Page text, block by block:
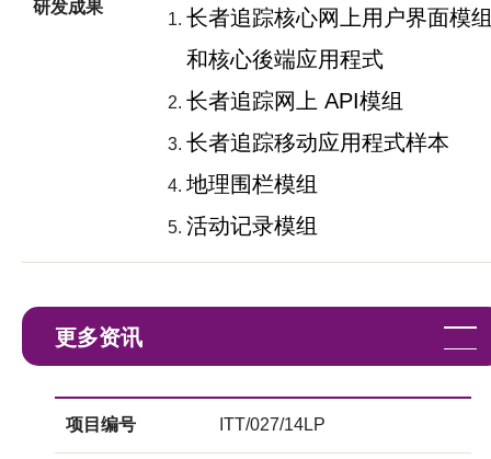
研发成果
长者追踪核心网上用户界面模
和核心後端应用程式
长者追踪网上 API模组
长者追踪移动应用程式样本
地理围栏模组
活动记录模组
更多资讯
项目编号 ITT/027/14LP